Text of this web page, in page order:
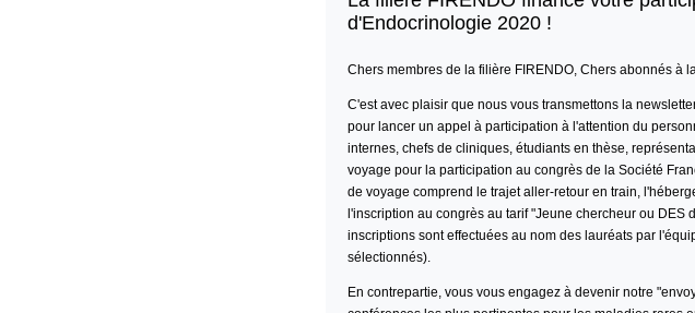
d'Endocrinologie 2020 !
Chers membres de la filière FIRENDO, Chers abonnés à
C'est avec plaisir que nous vous transmettons la
pour lancer un appel à participation à l'attention du
internes, chefs de cliniques, étudiants en thèse,
voyage pour la participation au congrès de la Société
de voyage comprend le trajet aller-retour en train,
l'inscription au congrès au tarif "Jeune chercheur ou
inscriptions sont effectuées au nom des lauréats par
sélectionnés).
En contrepartie, vous vous engagez à devenir notre